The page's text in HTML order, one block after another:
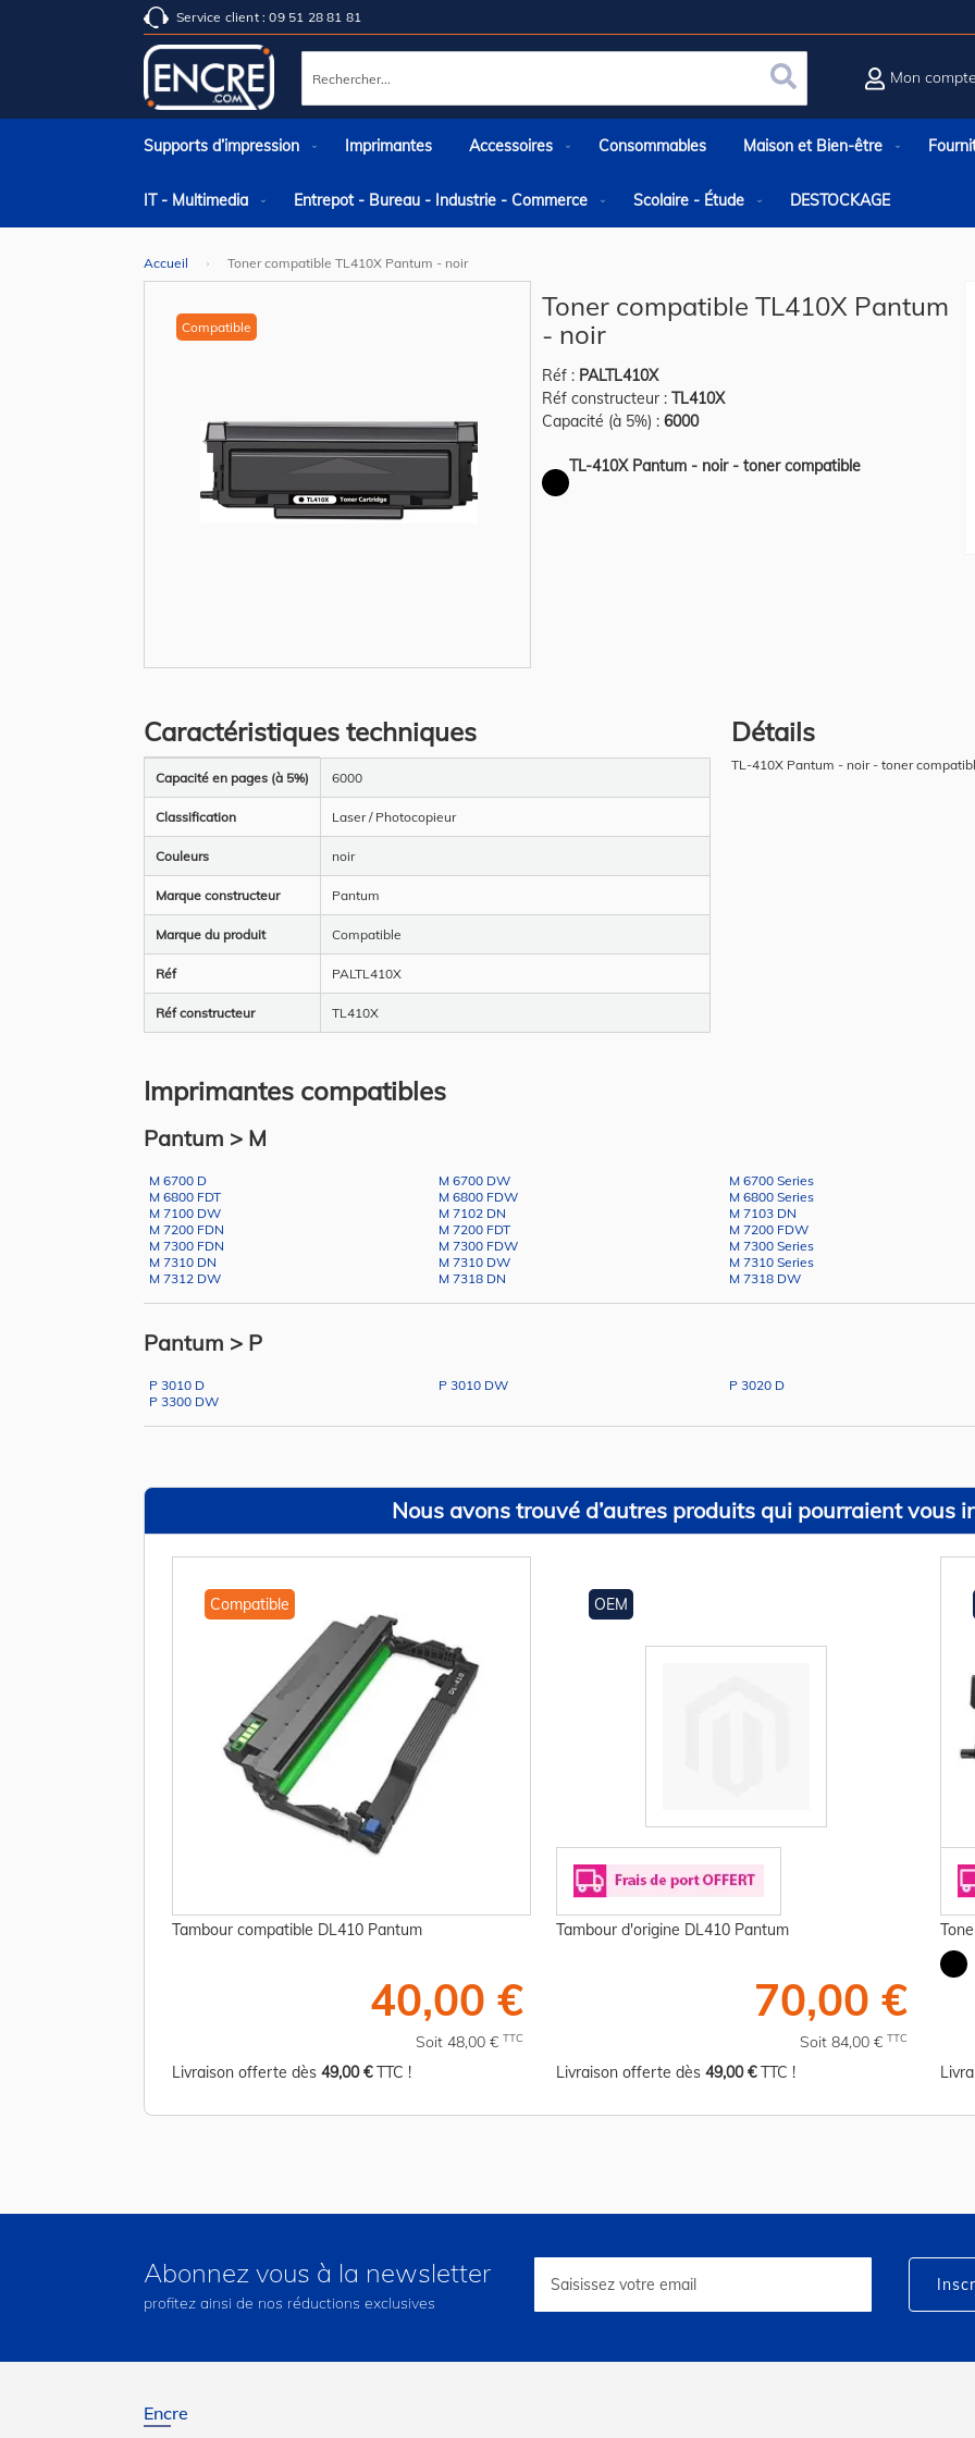
Service client : 09 51 28 81 81
Rechercher Rechercher
Mon
Supports d’impression Imprimantes Accessoires Consommables Maison et Bien-être
IT - Multimedia Entrepot - Bureau - Industrie - Commerce Scolaire - Étude DESTOCKAGE
Accueil
Toner compatible TL410X Pantum - noir
beginning
of
the
images
gallery
Compatible
Toner compatible TL410X Pantum
- noir
Réf : PALTL410X
Réf constructeur : TL410X
Capacité (à 5%) : 6000
TL-410X Pantum - noir - toner compatible
Caractéristiques techniques
d’information
Capacité en pages (à 5%) 6000
Classification Laser / Photocopieur
Couleurs noir
Marque constructeur Pantum
Marque du produit Compatible
Réf PALTL410X
Réf constructeur TL410X
Détails
TL-410X Pantum - noir - toner
Imprimantes compatibles
Pantum > M
M 6700 D M 6700 DW
M 6700 Series
M 6800 FDT
M 6800 FDW
M 6800 Series
M 7100 DW
M 7102 DN
M 7103 DN
M 7200 FDN
M 7200 FDT
M 7200 FDW
M 7300 FDN
M 7300 FDW
M 7300 Series
M 7310 DN
M 7310 DW
M 7310 Series
M 7312 DW
M 7318 DN M 7318 DW
Pantum > P
P 3010 D P 3010 DW
P 3020 D
P 3300 DW
Nous avons trouvé d’autres produits qui pourraient vous
Compatible
Tambour compatible DL410 Pantum
40,00 €
Soit 48,00 € TTC
Livraison offerte dès 49,00 €TTC !
OEM
Tambour d'origine DL410 Pantum
70,00 €
Soit 84,00 € TTC
Livraison offerte dès 49,00 €TTC !
Abonnez vous à la newsletter
profitez ainsi de nos réductions exclusives
lettre
Encre